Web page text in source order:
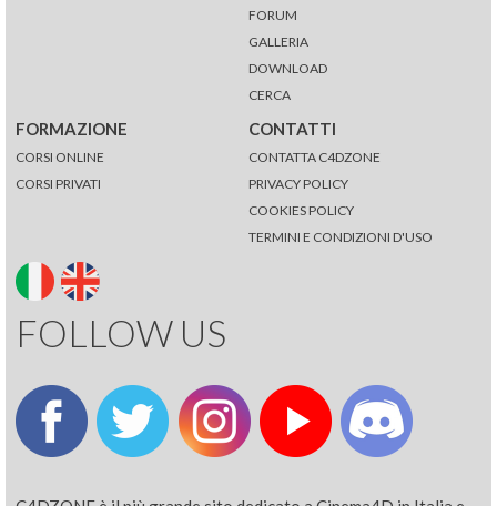
FORUM
GALLERIA
DOWNLOAD
CERCA
FORMAZIONE
CORSI ONLINE
CORSI PRIVATI
CONTATTI
CONTATTA C4DZONE
PRIVACY POLICY
COOKIES POLICY
TERMINI E CONDIZIONI D'USO
FOLLOW US